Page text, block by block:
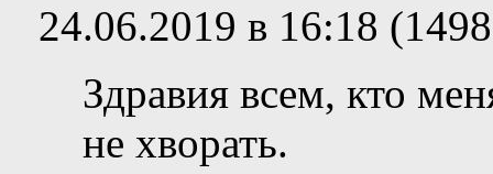
24.06.2019 в 16:18
Здравия всем, кто
не хворать.